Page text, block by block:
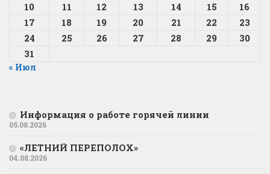
10
11 12 13 14 15
16
17
18 19 20 21 22
23
24
25 26 27 28 29
30
31
« Июл
Информация о работе горячей линии
05.08.2026
«ЛЕТНИЙ ПЕРЕПОЛОХ»
04.08.2026